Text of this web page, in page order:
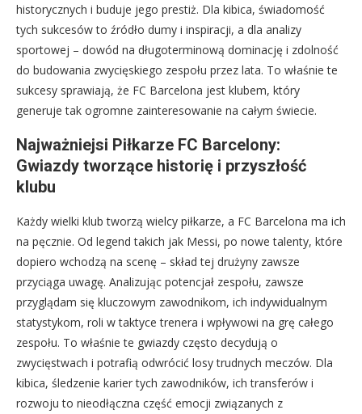
historycznych i buduje jego prestiż. Dla kibica, świadomość
tych sukcesów to źródło dumy i inspiracji, a dla analizy
sportowej – dowód na długoterminową dominację i zdolność
do budowania zwycięskiego zespołu przez lata. To właśnie te
sukcesy sprawiają, że FC Barcelona jest klubem, który
generuje tak ogromne zainteresowanie na całym świecie.
Najważniejsi Piłkarze FC Barcelony:
Gwiazdy tworzące historię i przyszłość
klubu
Każdy wielki klub tworzą wielcy piłkarze, a FC Barcelona ma ich
na pęcznie. Od legend takich jak Messi, po nowe talenty, które
dopiero wchodzą na scenę – skład tej drużyny zawsze
przyciąga uwagę. Analizując potencjał zespołu, zawsze
przyglądam się kluczowym zawodnikom, ich indywidualnym
statystykom, roli w taktyce trenera i wpływowi na grę całego
zespołu. To właśnie te gwiazdy często decydują o
zwycięstwach i potrafią odwrócić losy trudnych meczów. Dla
kibica, śledzenie karier tych zawodników, ich transferów i
rozwoju to nieodłączna część emocji związanych z